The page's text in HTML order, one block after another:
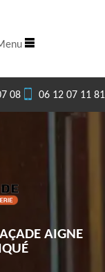
08 06 12 07 11 81
AIGNE